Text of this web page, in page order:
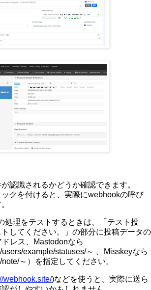
認識されるかどうか確認できます。
ックを付けると、実際にwebhookの呼び
処理をテストするときは、「テスト投
してください。」の部分に投稿データの
レス、Mastodonなら
example/statuses/～ 、Misskeyなら
～）を指定してください。
webhook.site/)などを使うと、実際に送ら